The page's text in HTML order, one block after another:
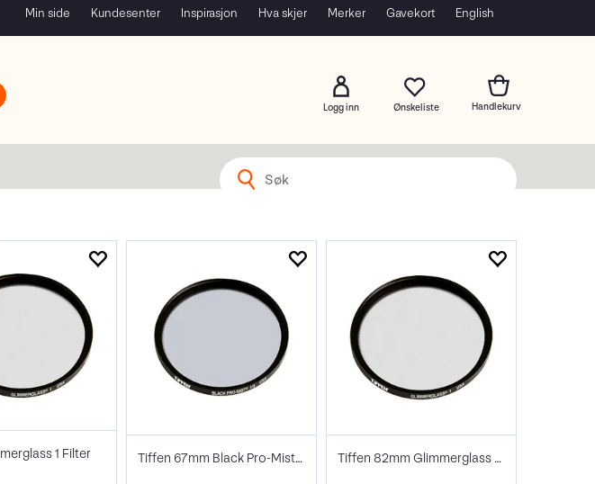
Min side Kundesenter Inspirasjon Hva skjer Merker Gavekort English
Logg inn
1 Filter Tiffen 67mm Black Pro-Mist 1/4 Tiffen 82mm Glimmerglass 1/2 Filter